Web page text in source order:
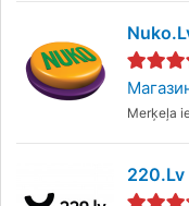
Merķeļa
220.lv